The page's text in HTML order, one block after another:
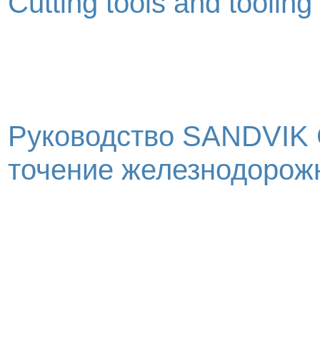
Руководство
точение